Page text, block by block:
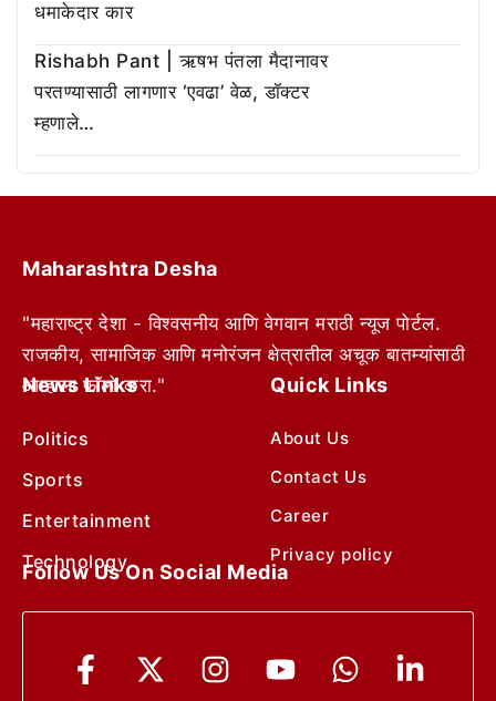
धमाकेदार कार
Rishabh Pant | ऋषभ पंतला मैदानावर
परतण्यासाठी लागणार ‘एवढा’ वेळ, डॉक्टर
म्हणाले…
Maharashtra Desha
"महाराष्ट्र देशा - विश्वसनीय आणि वेगवान मराठी न्यूज पोर्टल.
राजकीय, सामाजिक आणि मनोरंजन क्षेत्रातील अचूक बातम्यांसाठी
आम्हाला फॉलो करा."
News Links
Politics
Sports
Entertainment
Technology
Quick Links
About Us
Contact Us
Career
Privacy policy
Follow Us On Social Media